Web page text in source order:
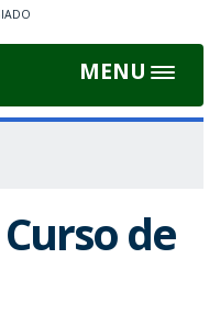
MENU
Toggle
de